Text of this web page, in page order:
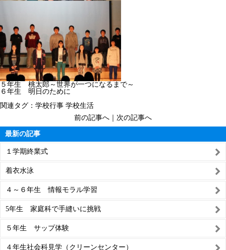
５年生 桃太郎～世界が一つになるまで～
６年生 明日のために
関連タグ： 学校行事 学校生活
前の記事へ
次の記事へ
最新の記事
１学期終業式
着衣水泳
４～６年生 情報モラル学習
5年生 家庭科で手縫いに挑戦
５年生 サップ体験
４年生社会科見学（クリーンセンター）